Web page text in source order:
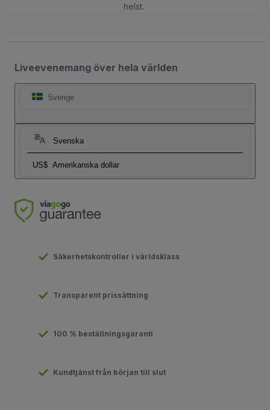
helst.
Liveevenemang över hela världen
Sverige
Svenska
US$ Amerikanska dollar
Säkerhetskontroller i världsklass
Transparent prissättning
100 % beställningsgaranti
Kundtjänst från början till slut